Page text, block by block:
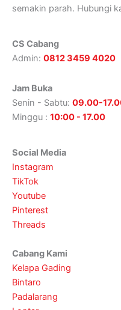
semakin parah. Hubungi
CS Cabang
Admin: 0812 3459 4020
Jam Buka
Senin - Sabtu: 09.00-
Minggu : 10:00 - 17.00
Social Media
Instagram
TikTok
Youtube
Pinterest
Threads
Cabang Kami
Kelapa Gading
Bintaro
Padalarang